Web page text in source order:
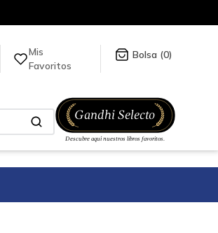
Mis
Favoritos
0